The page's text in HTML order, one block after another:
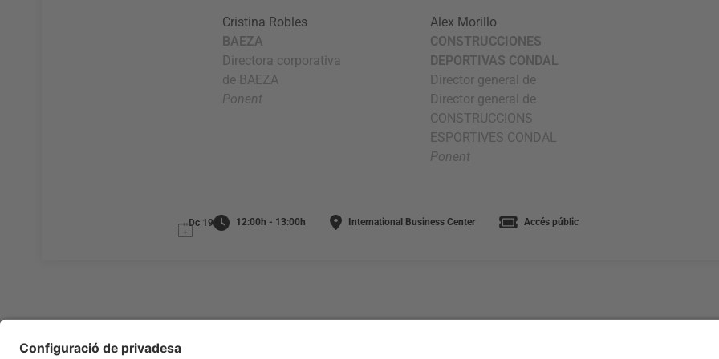
Cristina Robles
BAEZA
Directora corporativa
de BAEZA
Ponent
Alex Morillo
CONSTRUCCIONES
DEPORTIVAS CONDAL
Director general de
Director general de
CONSTRUCCIONS
ESPORTIVES CONDAL
Ponent
Dc 19 12:00h - 13:00h International Business Center Accés públic